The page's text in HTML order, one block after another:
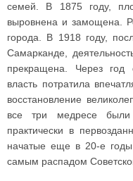
семей. В 1875 году,
выровнена и замощена.
города. В 1918 году,
Самарканде,
прекращена. Через год
власть потратила
восстановление
все три медресе
практически в
начатые еще в 20-е
самым распадом